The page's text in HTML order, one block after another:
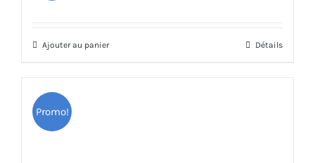
était :
Ajouter au panier Détails
Promo!